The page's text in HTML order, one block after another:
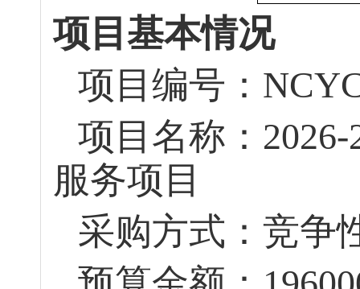
项目基本情况
项目编号：
项目名称：
服务项目
采购方式：竞争